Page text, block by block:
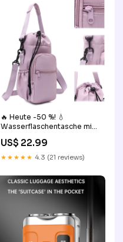
🔥 Heute -50 %! 💧
Wasserflaschentasche mit
Outdoor-Aktivitäten und
den Alltag Farbe:🔥🔥Lila
US$ 22.99
★★★★★ 4.3 (21 reviews)